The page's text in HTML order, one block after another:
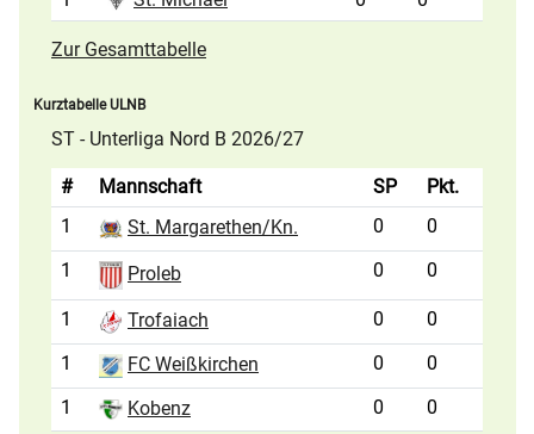
Zur Gesamttabelle
Kurztabelle ULNB
ST - Unterliga Nord B 2026/27
# Mannschaft SP
Pkt.
1
St. Margarethen/Kn. 0
0
1
Proleb 0 0
1 Trofaiach 0
0
1
FC Weißkirchen 0
0
1
Kobenz 0 0